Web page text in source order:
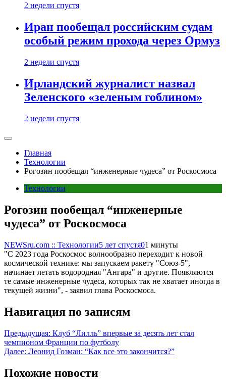
2 недели спустя
Иран пообещал российским судам
особый режим прохода через Ормуз
2 недели спустя
Ирландский журналист назвал
Зеленского «зеленым гоблином»
2 недели спустя
Главная
Технологии
Рогозин пообещал “инженерные чудеса” от Роскосмоса
Технологии
Рогозин пообещал “инженерные
чудеса” от Роскосмоса
NEWSru.com :: Технологии5 лет спустя01 минуты
"С 2023 года Роскосмос волнообразно переходит к новой
космической технике: мы запускаем ракету "Союз-5",
начинает летать водородная "Ангара" и другие. Появляются
те самые инженерные чудеса, которых так не хватает иногда в
текущей жизни", - заявил глава Роскосмоса.
Навигация по записям
Предыдущая: Клуб “Лилль” впервые за десять лет стал
чемпионом Франции по футболу
Далее: Леонид Гозман: “Как все это закончится?”
Похожие новости